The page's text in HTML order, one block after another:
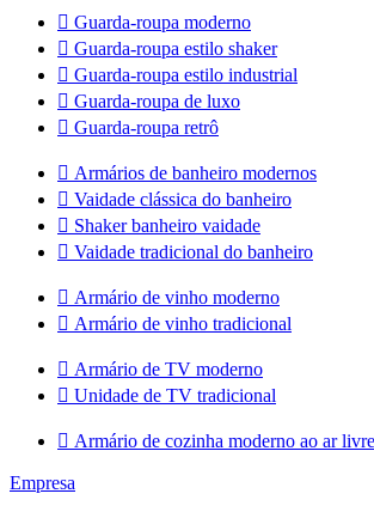
 Guarda-roupa moderno
 Guarda-roupa estilo shaker
 Guarda-roupa estilo industrial
 Guarda-roupa de luxo
 Guarda-roupa retrô
 Armários de banheiro modernos
 Vaidade clássica do banheiro
 Shaker banheiro vaidade
 Vaidade tradicional do banheiro
 Armário de vinho moderno
 Armário de vinho tradicional
 Armário de TV moderno
 Unidade de TV tradicional
 Armário de cozinha moderno ao ar livre
Empresa